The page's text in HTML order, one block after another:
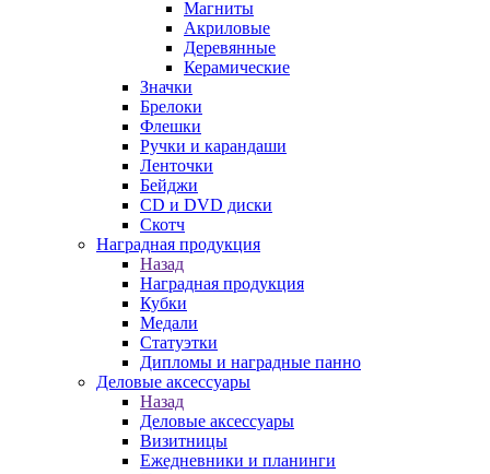
Магниты
Акриловые
Деревянные
Керамические
Значки
Брелоки
Флешки
Ручки и карандаши
Ленточки
Бейджи
CD и DVD диски
Скотч
Наградная продукция
Назад
Наградная продукция
Кубки
Медали
Статуэтки
Дипломы и наградные панно
Деловые аксессуары
Назад
Деловые аксессуары
Визитницы
Ежедневники и планинги